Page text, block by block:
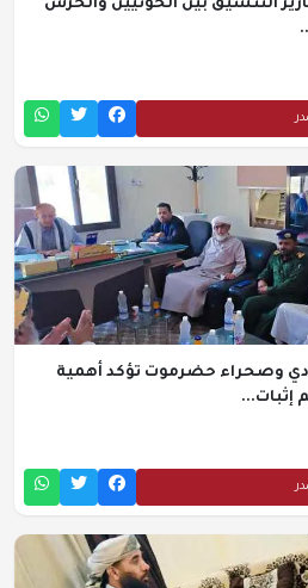
التنسيق بين الحوثيين والحرس
وصحراء حضرموت تؤكد أهمية
إثبات...